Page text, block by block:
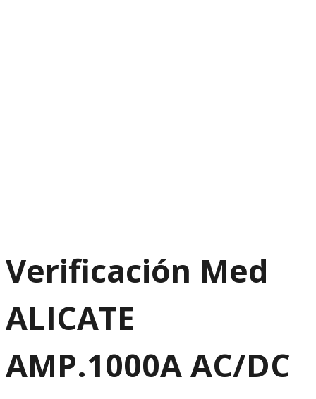
Verificación Med
ALICATE
AMP.1000A AC/DC